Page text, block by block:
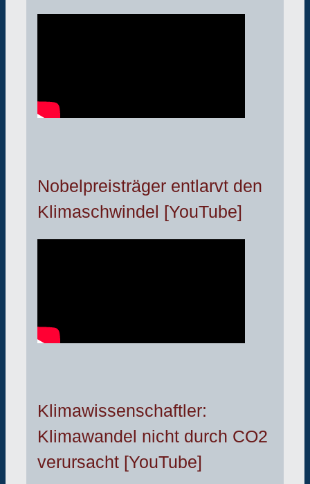
Nobelpreisträger entlarvt den
Klimaschwindel [YouTube]
Klimawissenschaftler:
Klimawandel nicht durch CO2
verursacht [YouTube]